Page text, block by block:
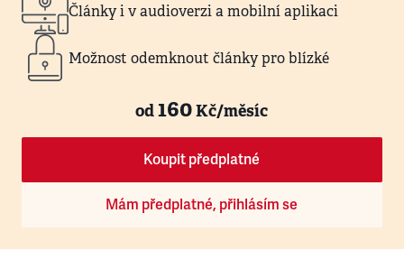
Články i v audioverzi a mobilní aplikaci
Možnost odemknout články pro blízké
od160Kč/měsíc
Koupit předplatné
Mám předplatné, přihlásím se